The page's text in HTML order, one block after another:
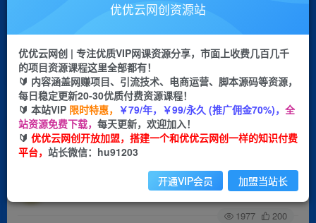
会员专属推广链接
挂机 项目
脚本卡密
APP下载
GO
首页 创业课程 会员专属 正文
（7035期）长期蓝海项目 儿童益智迷宫 一单利润
39.8 几乎零成本 一部手机实现月入过万
关注 私信
1977 200
优优云网创资源站
优优云网创 | 专注优质VIP网课资源分享，市面上收费几百几千
的项目资源课程这里全部都有！
🔰 内容涵盖网赚项目、引流技术、电商运营、脚本源码等资源，
每日稳定更新20-30优质付费资源课程！
🔰 本站VIP 限时特惠， ￥79/年，￥99/永久 (推广佣金70%)， 全
站资源免费下载， 每天更新，欢迎加入！
🔰 优优云网创开放加盟，搭建一个和优优云网创一样的知识付费
平台， 站长微信：hu91203
开通VIP会员 加盟当站长